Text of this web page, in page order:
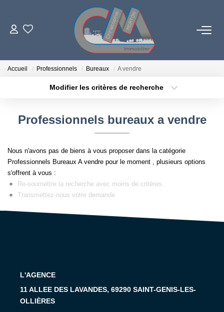
06 73 84 29 22
PROGRAMMES NEUFS
ESTIMATION
L'AGENCE
LE RÉSEAU
Accueil Professionnels Bureaux A vendre
Modifier les critères de recherche
Plus de critères Créer une alerte
Professionnels bureaux a vendre
Nous n'avons pas de biens à vous proposer dans la catégorie
Professionnels Bureaux A vendre pour le moment , plusieurs options
s'offrent à vous :
Re-soumettre la recherche avec moins de critères.
Transmettez-nous votre demande
L'AGENCE
11 ALLEE DES LAVANDES, 69290 SAINT-GENIS-LES-
OLLIÈRES